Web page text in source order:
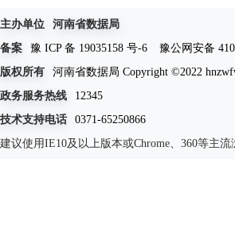
主办单位
河南省数据局
备案
豫 ICP 备 19035158 号-6
豫公网安备
版权所有
河南省数据局 Copyright ©2022
政务服务热线
12345
技术支持电话
0371-65250866
建议使用IE10及以上版本或Chrome、360等主